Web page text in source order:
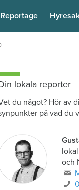
Reportage
lokala reporter
du något? Hör av
på vad du
och